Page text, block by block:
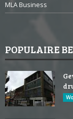
MLA Business
POPULAIRE